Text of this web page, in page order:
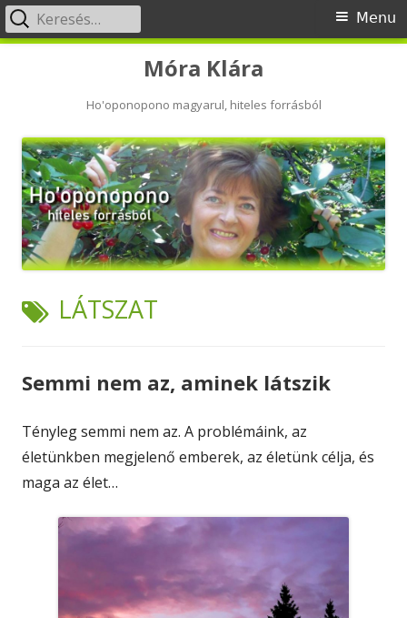
Móra Klára
Ho'oponopono magyarul, hiteles forrásból
Primary
Menu
Keresés:
TAG:
LÁTSZAT
Semmi nem az, aminek látszik
Tényleg semmi nem az. A problémáink, az
életünkben megjelenő emberek, az életünk célja, és
maga az élet…